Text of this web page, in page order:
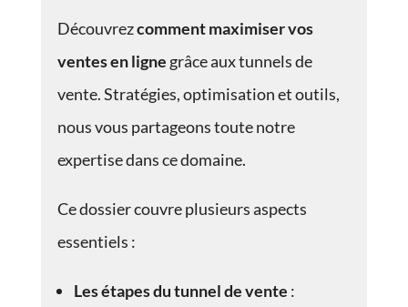
Découvrezcomment maximiser vos
ventes en ligne grâce aux tunnels de
vente. Stratégies, optimisation et outils,
nous vous partageons toute notre
expertise dans ce domaine.
Ce dossier couvre plusieurs aspects
essentiels :
Les étapes du tunnel de vente :